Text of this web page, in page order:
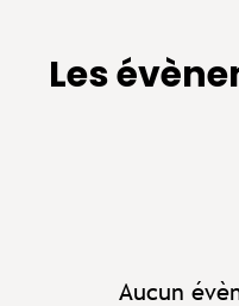
Les
Aucun